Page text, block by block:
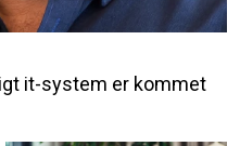
it-system er kommet